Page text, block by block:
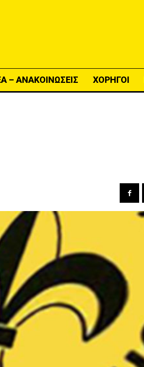
– ΑΝΑΚΟΙΝΩΣΕΙΣ ΧΟΡΗΓΟΙ